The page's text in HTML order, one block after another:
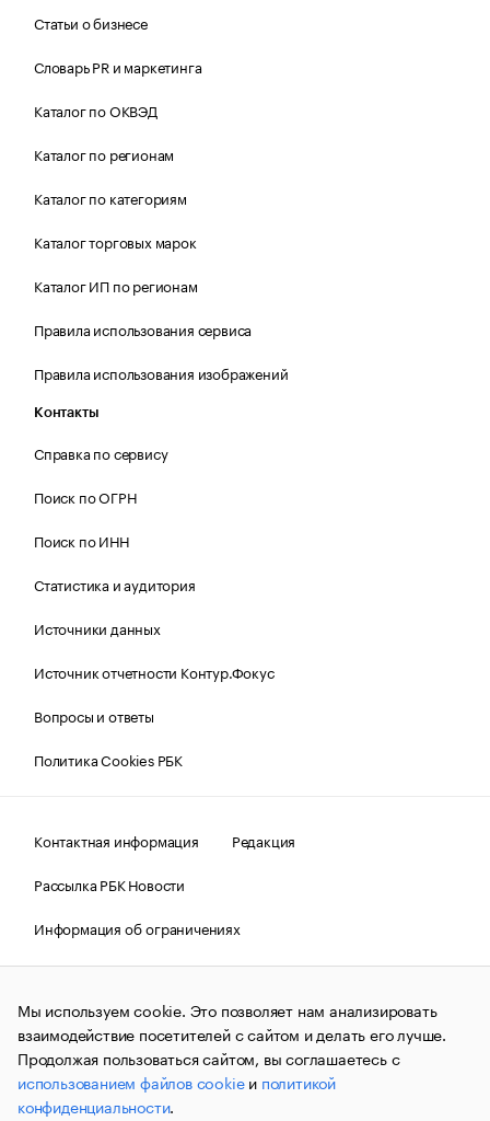
Статьи о бизнесе
Словарь PR и маркетинга
Каталог по ОКВЭД
Каталог по регионам
Каталог по категориям
Каталог торговых марок
Каталог ИП по регионам
Правила использования сервиса
Правила использования изображений
Контакты
Справка по сервису
Поиск по ОГРН
Поиск по ИНН
Статистика и аудитория
Источники данных
Источник отчетности Контур.Фокус
Вопросы и ответы
Политика Cookies РБК
Контактная информация
Редакция
Рассылка РБК Новости
Информация об ограничениях
Правовая информация
О соблюдении авторских прав
© АО «РОСБИЗНЕСКОНСАЛТИНГ»,1995–2026.Сообщения
и материалы информационного агентства «РБК»
(зарегистрировано Федеральной службой по надзору в сфере
связи, информационных технологий и массовых
коммуникаций (Роскомнадзор) 09.12.2015 за номером ИА
№ФС77-63848) сопровождаются пометкой «РБК». Отдельные
Мы используем cookie. Это позволяет нам анализировать
взаимодействие посетителей с сайтом и делать его лучше.
Продолжая пользоваться сайтом, вы соглашаетесь с
использованием файлов cookieи политикой
конфиденциальности.